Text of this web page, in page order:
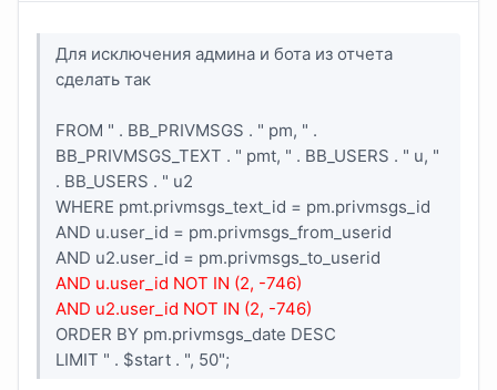
Для исключения админа и бота из отчета
сделать так
FROM " . BB_PRIVMSGS . " pm, " .
BB_PRIVMSGS_TEXT . " pmt, " . BB_USERS . " u, "
. BB_USERS . " u2
WHERE pmt.privmsgs_text_id = pm.privmsgs_id
AND u.user_id = pm.privmsgs_from_userid
AND u2.user_id = pm.privmsgs_to_userid
AND u.user_id NOT IN (2, -746)
AND u2.user_id NOT IN (2, -746)
ORDER BY pm.privmsgs_date DESC
LIMIT " . $start . ", 50";